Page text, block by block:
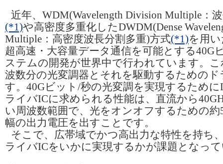
近年、WDM(Wavelength Division Multiple：
(*1)や高密度多重化したDWDM(Dense
Multiple：高密度波長分割多重)方式(*1)を用
超高速・大容量データ通信を可能とする40G
ステムの開発が世界中で行われています。
波数分の光変調器とそれを駆動するための
す。40Gビット/秒の光変調を実現するために
ライバICに求められる性能は、直流から
い周波数範囲で、光をオンオフするための
幅の出力電圧を出すことです。
そこで、広帯域でかつ高出力な特性を持ち
ライバICをいかに実現するかが課題となっ